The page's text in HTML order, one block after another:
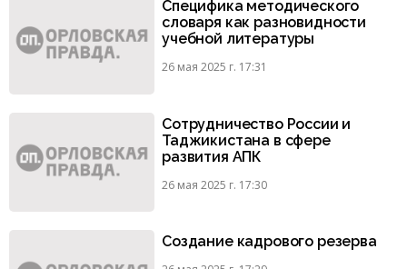
Специфика методического
словаря как разновидности
учебной литературы
26 мая 2025 г. 17:31
Сотрудничество России и
Таджикистана в сфере
развития АПК
26 мая 2025 г. 17:30
Создание кадрового резерва